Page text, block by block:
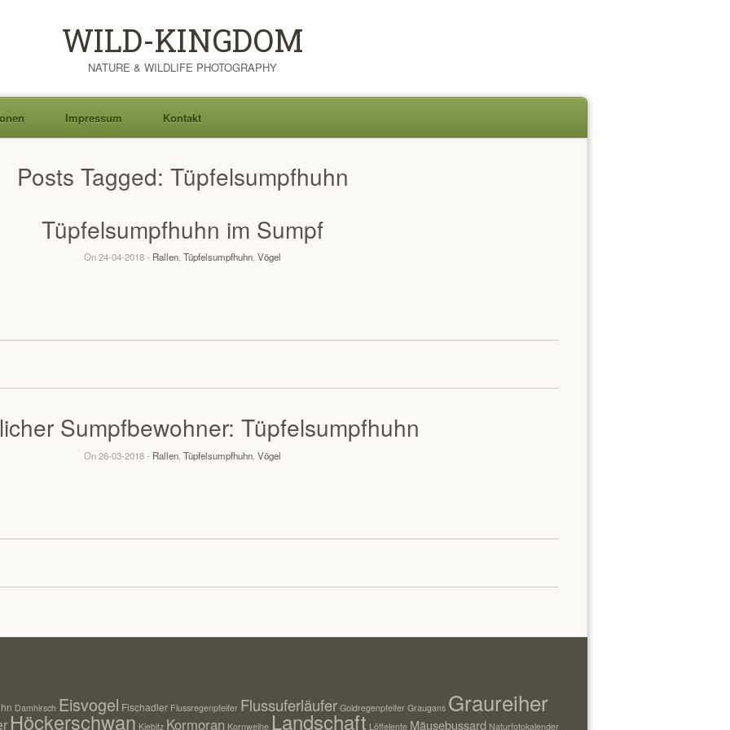
WILD-KINGDOM
NATURE & WILDLIFE PHOTOGRAPHY
Impressum Kontakt
Posts Tagged: Tüpfelsumpfhuhn
Tüpfelsumpfhuhn im Sumpf
On 24-04-2018 - Rallen Tüpfelsumpfhuhn Vögel
Sumpfbewohner: Tüpfelsumpfhuhn
On 26-03-2018 - Rallen Tüpfelsumpfhuhn Vögel
Damhirsch Eisvogel Fischadler Flussregenpfeifer Flussuferläufer Goldregenpfeifer Graugans Graureiher
Höckerschwan Kiebitz Kormoran Kornweihe Landschaft Löffelente Mäusebussard Naturfotokalender